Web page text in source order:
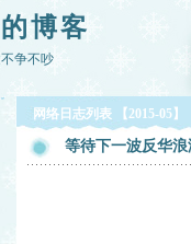
博客
争不吵
网络日志列表 【2015-05】
等待下一波反华浪